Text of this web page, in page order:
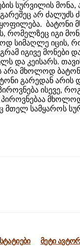
სურვილის მონა,
არ ძალუძს
რომელზეც იგი
სიმაღლე იცის,
იგივე მონები
და კეისარს.
არა მხოლოდ
გარედან არის
ისევე,
პიროვნებაა
მთელ სამყაროს
მეტი